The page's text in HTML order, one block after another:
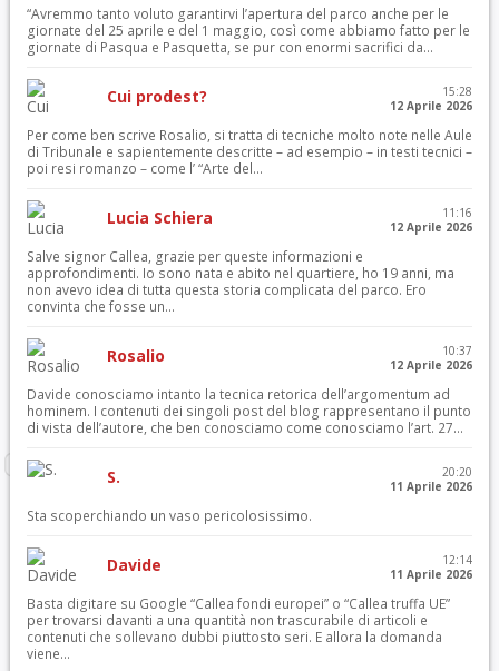
“Avremmo tanto voluto garantirvi l’apertura del parco anche per le
giornate del 25 aprile e del 1 maggio, così come abbiamo fatto per le
giornate di Pasqua e Pasquetta, se pur con enormi sacrifici da...
Cui prodest?
15:28
12 Aprile 2026
Per come ben scrive Rosalio, si tratta di tecniche molto note nelle Aule
di Tribunale e sapientemente descritte – ad esempio – in testi tecnici –
poi resi romanzo – come l’ “Arte del...
Lucia Schiera
11:16
12 Aprile 2026
Salve signor Callea, grazie per queste informazioni e
approfondimenti. Io sono nata e abito nel quartiere, ho 19 anni, ma
non avevo idea di tutta questa storia complicata del parco. Ero
convinta che fosse un...
Rosalio
10:37
12 Aprile 2026
Davide conosciamo intanto la tecnica retorica dell’argomentum ad
hominem. I contenuti dei singoli post del blog rappresentano il punto
di vista dell’autore, che ben conosciamo come conosciamo l’art. 27...
S.
20:20
11 Aprile 2026
Sta scoperchiando un vaso pericolosissimo.
Davide
12:14
11 Aprile 2026
Basta digitare su Google “Callea fondi europei” o “Callea truffa UE”
per trovarsi davanti a una quantità non trascurabile di articoli e
contenuti che sollevano dubbi piuttosto seri. E allora la domanda
viene...